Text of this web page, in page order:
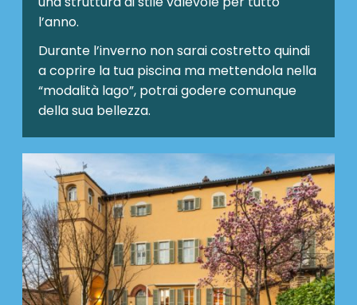
l’anno.
Durante l’inverno non sarai costretto quindi
a coprire la tua piscina ma mettendola nella
“modalità lago”, potrai godere comunque
della sua bellezza.